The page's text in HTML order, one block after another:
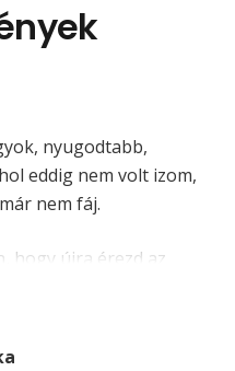
nyugodtabb,
eddig nem volt izom,
nem fáj.
hogy újra érezd az
csapat tagja legyél,